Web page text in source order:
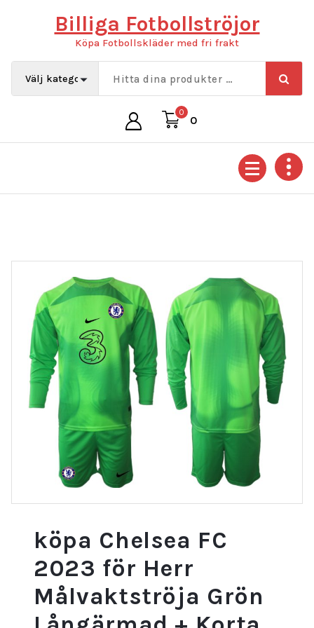
Billiga Fotbollströjor
Köpa Fotbollskläder med fri frakt
0
0
köpa Chelsea FC
2023 för Herr
Målvaktströja Grön